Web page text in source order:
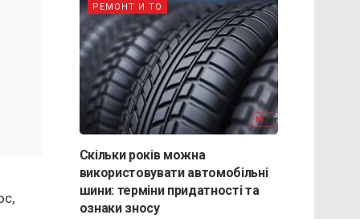
РЕМОНТ И ТО
Скільки років можна
використовувати автомобільні
шини: терміни придатності та
ознаки зносу